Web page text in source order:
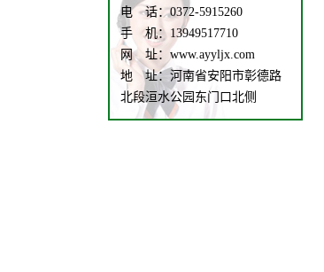
电 话：0372-5915260
手 机：13949517710
网 址：www.ayyljx.com
地 址：河南省安阳市彰德路
北段洹水公园东门口北侧